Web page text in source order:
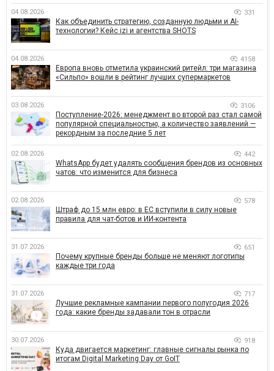
04.08.2026 331
Как объединить стратегию, созданную людьми и AI-
технологии? Кейс izi и агентства SHOTS
04.08.2026 4158
Европа вновь отметила украинский ритейл: три магазина
«Сильпо» вошли в рейтинг лучших супермаркетов
03.08.2026 3106
Поступление-2026: менеджмент во второй раз стал самой
популярной специальностью, а количество заявлений —
рекордным за последние 5 лет
02.08.2026 442
WhatsApp будет удалять сообщения брендов из основных
чатов: что изменится для бизнеса
02.08.2026 578
Штраф до 15 млн евро: в ЕС вступили в силу новые
правила для чат-ботов и ИИ-контента
31.07.2026 651
Почему крупные бренды больше не меняют логотипы
каждые три года
31.07.2026 717
Лучшие рекламные кампании первого полугодия 2026
года: какие бренды задавали тон в отрасли
30.07.2026 918
Куда двигается маркетинг: главные сигналы рынка по
итогам Digital Marketing Day от GoIT